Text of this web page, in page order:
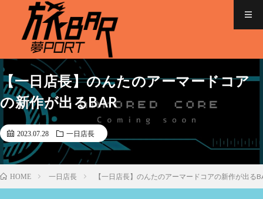
【一日店長】のんたのアーマードコア
の新作が出るBAR
2023.07.28 一日店長
HOME 一日店長 【一日店長】のんたのアーマードコアの新作が出る